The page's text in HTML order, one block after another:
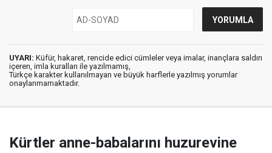
UYARI: Küfür, hakaret, rencide edici cümleler veya imalar, inançlara saldırı
içeren, imla kuralları ile yazılmamış,
Türkçe karakter kullanılmayan ve büyük harflerle yazılmış yorumlar
onaylanmamaktadır.
Kürtler anne-babalarını huzurevine